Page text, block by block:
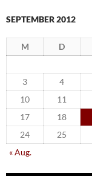
SEPTEMBER 2012
M D
3
4
10
11
17
18
24
25
« Aug.